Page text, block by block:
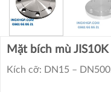
Mặt bích mù JIS10K
Kích cỡ: DN15 –